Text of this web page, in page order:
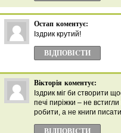
Остап коментує:
Іздрик крутий!
ВІДПОВІCТИ
Вікторія коментує:
Іздрик міг би створити
печі пиріжки – не
робити, а не книги
ВІДПОВІCТИ